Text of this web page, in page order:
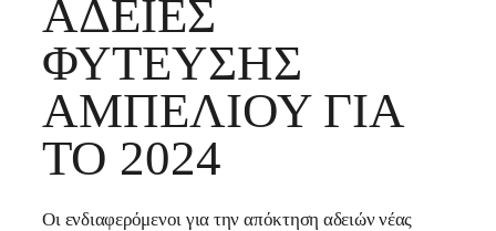
ΆΔΕΙΕΣ
ΦΎΤΕΥΣΗΣ
ΑΜΠΕΛΙΟΎ ΓΙΑ
ΤΟ 2024
Οι ενδιαφερόμενοι για την απόκτηση αδειών νέας